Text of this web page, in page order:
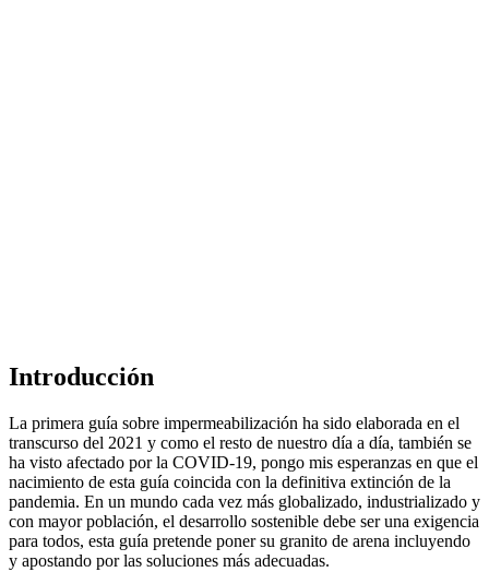
Introducción
La primera guía sobre impermeabilización ha sido elaborada en el
transcurso del 2021 y como el resto de nuestro día a día, también se
ha visto afectado por la COVID-19, pongo mis esperanzas en que el
nacimiento de esta guía coincida con la definitiva extinción de la
pandemia. En un mundo cada vez más globalizado, industrializado y
con mayor población, el desarrollo sostenible debe ser una exigencia
para todos, esta guía pretende poner su granito de arena incluyendo
y apostando por las soluciones más adecuadas.